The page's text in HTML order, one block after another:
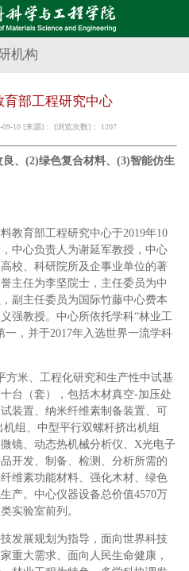
机构
部工程研究中心
10 [来源]： [浏览次数]： 1207
、(2)绿色复合材料、(3)智能仿生
教育部工程研究中心于2019年10
中心负责人为谢延军教授，中心
校、科研院所及企事业单位的著
主任为李坚院士，主任委员为中
副主任委员为国际竹藤中心费本
强教授。中心所依托学科“林业工
，并于2017年入选世界一流学科
方米、工程化研究和生产性中试基
台（套），包括木材真空-加压处
装置、纳米纤维素制备装置、可
组、中型平行双螺杆挤出机组
镜、动态热机械分析仪、X光电子
开发、制备、检测、分析所需的
维素功能材料、强化木材、绿色
产。中心仪器设备总价值4570万
实验室前列。
发展规划为指导，面向世界科技
重大需求、面向人民生命健康，